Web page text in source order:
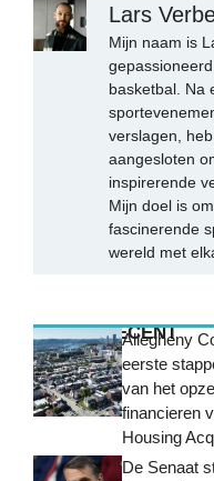
Lars
Mijn naam is
basketbal. Na
verslagen,
aangesloten
inspirerende
Mijn doel is
fascinerende
wereld met
MEEST RECENT
Allegheny
eerste
van het
financieren
Housing
De Senaat